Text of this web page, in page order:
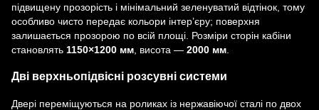
підвищену прозорість і мінімальний зеленуватий відтінок, тому
особливо чисто передає кольори інтер’єру; поверхня
залишається прозорою по всій площі. Розміри сторін кабіни
становлять 1150×1200 мм , висота — 2000 мм
Дві верхньопідвісні розсувні системи
Двері переміщуються на роликах із нержавіючої сталі по двох